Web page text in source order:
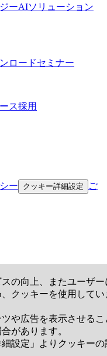
ーAIソリューション
ロードセミナー
ス採用
ー クッキー詳細設定
ご
スピリットビル7階
の向上、またユーザー
クッキーを使用してい
や広告を表示させるこ
があります。
設定」よりクッキーの